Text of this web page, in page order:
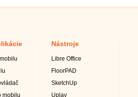
mobilu
Nástroje
Libre Office
FloorPAD
SketchUp
Uplay